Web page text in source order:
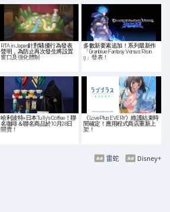
RTA in Japan針對騷擾行為發表
聲明，為防止再次發生將設置
窗口及強化體制
多數新要素追加！系列最新作
「Granblue Fantasy Versus: Risin
g」發表！
哈利波特×日本Tully's Coffee！聯
名咖啡＆聯名商品於10月28日
開賣！
《LovePlus EVERY》維護結束時
間確定！應用程式商店重新上
架！
Disney+
雷蛇